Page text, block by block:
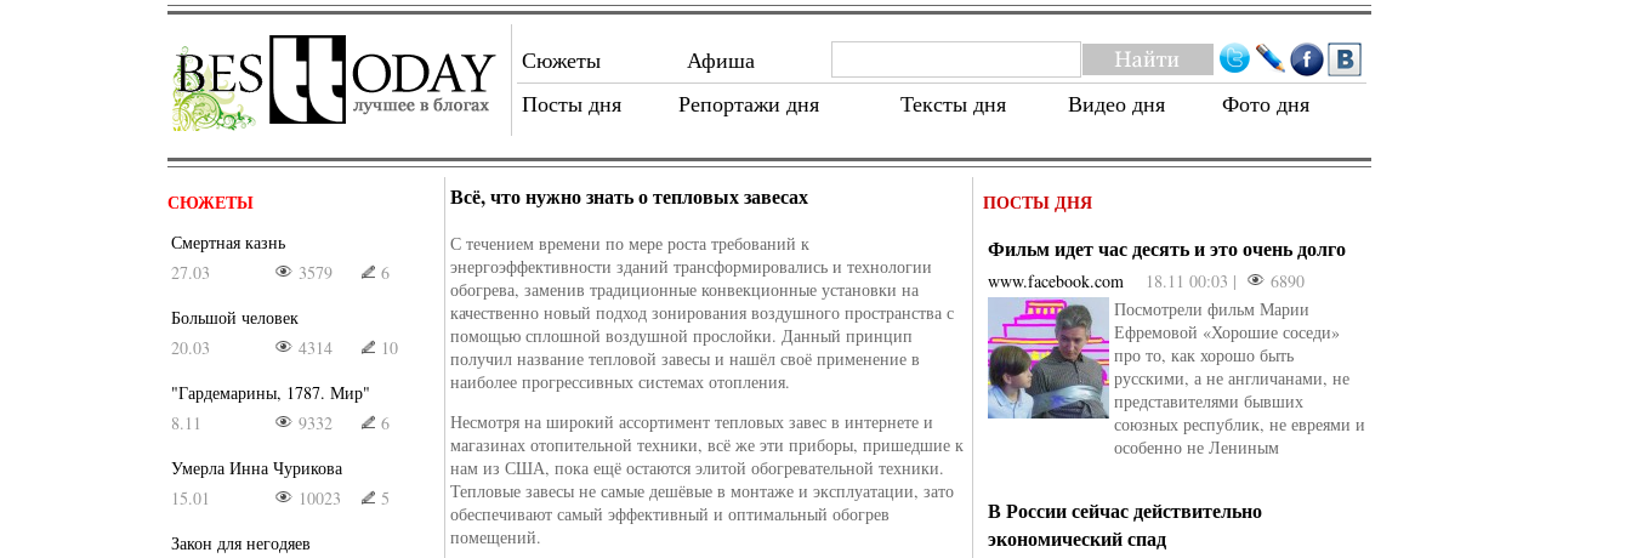
Сюжеты
Афиша
Посты дня
Репортажи дня Тексты дня Видео дня Фото дня
СЮЖЕТЫ
Смертная казнь
27.03
3579
6
Большой человек
20.03
4314
10
"Гардемарины, 1787. Мир"
8.11
9332
6
Умерла Инна Чурикова
15.01
10023
5
Закон для негодяев
Всё, что нужно знать о тепловых завесах
С течением времени по мере роста требований к
энергоэффективности зданий трансформировались и технологии
обогрева, заменив традиционные конвекционные установки на
качественно новый подход зонирования воздушного пространства с
помощью сплошной воздушной прослойки. Данный принцип
получил название тепловой завесы и нашёл своё применение в
наиболее прогрессивных системах отопления.
Несмотря на широкий ассортимент тепловых завес в интернете и
магазинах отопительной техники, всё же эти приборы, пришедшие к
нам из США, пока ещё остаются элитой обогревательной техники.
Тепловые завесы не самые дешёвые в монтаже и эксплуатации, зато
обеспечивают самый эффективный и оптимальный обогрев
помещений.
ПОСТЫ ДНЯ
Фильм идет час десять и это очень долго
www.facebook.com 18.11 00:03 |
6890
Посмотрели фильм Марии
Ефремовой «Хорошие соседи»
про то, как хорошо быть
русскими, а не англичанами, не
представителями бывших
союзных республик, не евреями и
особенно не Лениным
В России сейчас действительно
экономический спад